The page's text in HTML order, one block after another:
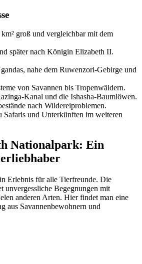
groß und vergleichbar mit dem
später nach Königin Elizabeth II.
nahe dem Ruwenzori-Gebirge und
von Savannen bis Tropenwäldern.
Kanal und die Ishasha-Baumlöwen.
nach Wildereiproblemen.
Safaris und Unterkünften im weiteren
Nationalpark: Ein
Erlebnis für alle Tierfreunde. Die
unvergessliche Begegnungen mit
anderen Arten. Hier findet man eine
aus Savannenbewohnern und